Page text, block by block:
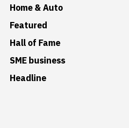
Home & Auto
Featured
Hall of Fame
SME business
Headline